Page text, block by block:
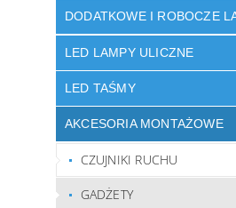
DODATKOWE I ROBOCZE
LED LAMPY ULICZNE
LED TAŚMY
AKCESORIA MONTAŻOWE
CZUJNIKI RUCHU
GADŻETY